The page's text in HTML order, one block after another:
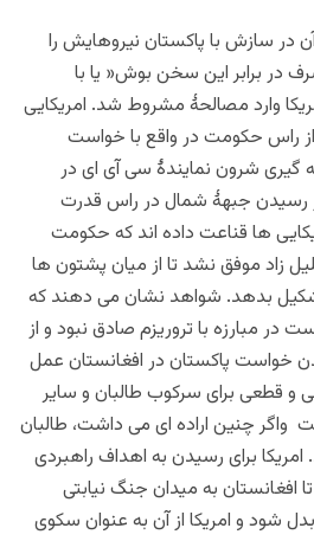
در سازش با پاکستان نیروهایش را
در برابر این سخن بوش« یا با
امریکا وارد مصالحۀ مشروط شد. امریکایی
راس حکومت در واقع با خواست
شرون نمایندۀ سی آی ای در
رسیدن جبهۀ شمال در راس قدرت
ها قناعت داده اند که حکومت
زاد موفق نشد تا از میان پشتون ها
بدهد. شواهد نشان می دهند که
در مبارزه با تروریزم صادق نبود و از
خواست پاکستان در افغانستان عمل
و قطعی برای سرکوب طالبان و سایر
واگر چنین اراده ای می داشت، طالبان
امریکا برای رسیدن به اهداف راهبردی
به میدان جنگ نیابتی
شود و امریکا از آن به عنوان سکوی